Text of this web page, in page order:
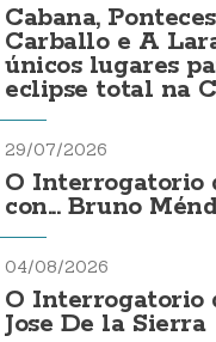
Cabana,
Carballo e A
únicos lugares
eclipse total na
29/07/2026
O Interrogatorio
con... Bruno
04/08/2026
O Interrogatorio
Jose De la Sierra